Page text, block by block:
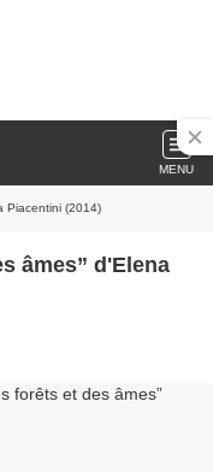
MENU
Piacentini (2014)
âmes” d'Elena